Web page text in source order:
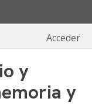
Acceder
y
y